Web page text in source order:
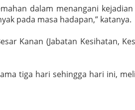
dalam menangani
pada masa hadapan,” katanya.
Kanan (Jabatan Kesihatan,
tiga hari sehingga hari ini,